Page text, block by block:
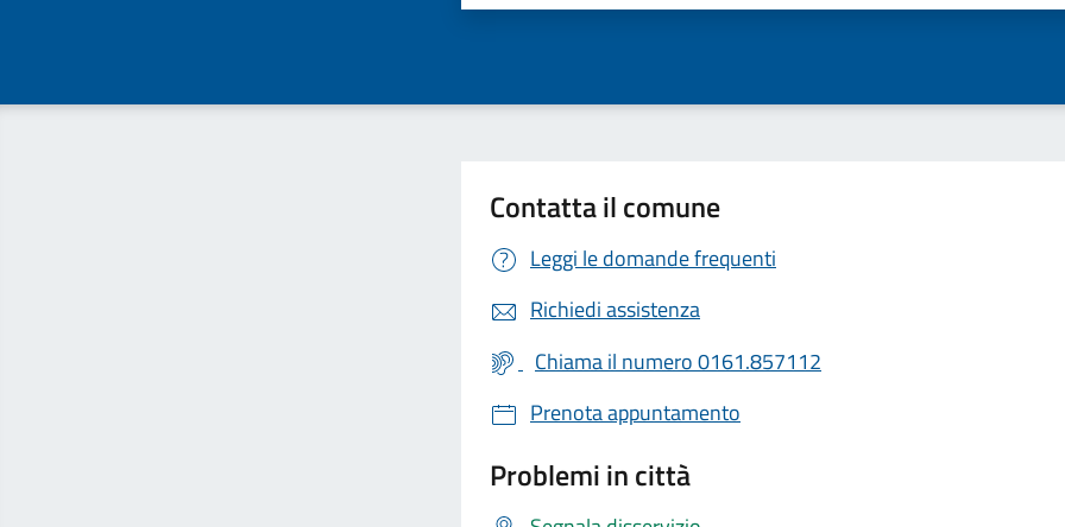
Contatta il comune
Leggi le domande frequenti
Richiedi assistenza
Chiama il numero 0161.857112
Prenota appuntamento
Problemi in città